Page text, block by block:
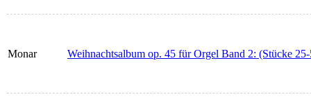
Monar Weihnachtsalbum op. 45 für Orgel Band 2: (Stücke